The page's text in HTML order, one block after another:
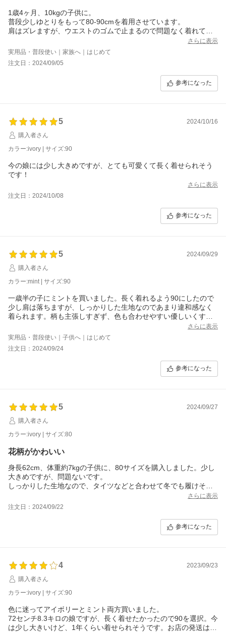
1歳4ヶ月、10kgの子供に。
普段少しゆとりをもって80-90cmを着用させています。
肩はズレますが、ウエストのゴムで止まるので問題なく着れてい
不良箇所がありましたが、丁寧且つ迅速に対応していただけまし
さらに表示
実用品・普段使い｜家族へ｜はじめて
注文日：2024/09/05
参考になった
5
2024/10/16
購入者さん
カラー:ivory | サイズ:90
今の娘には少し大きめですが、とても可愛くて長く着せられそう
です！
さらに表示
注文日：2024/10/08
参考になった
5
2024/09/29
購入者さん
カラー:mint | サイズ:90
一歳半の子にミントを買いました。長く着れるよう90にしたので
少し肩は落ちますが、しっかりした生地なのであまり違和感なく
着られます。柄も主張しすぎず、色も合わせやすい優しいくすん
さらに表示
実用品・普段使い｜子供へ｜はじめて
注文日：2024/09/24
参考になった
5
2024/09/27
購入者さん
カラー:ivory | サイズ:80
花柄がかわいい
身長62cm、体重約7kgの子供に、80サイズを購入しました。少し
大きめですが、問題ないです。
しっかりした生地なので、タイツなどと合わせて冬でも履けそう
かわいい柄なので長い期間着られそうで嬉しいです。
さらに表示
注文日：2024/09/22
参考になった
4
2023/09/23
購入者さん
カラー:ivory | サイズ:90
色に迷ってアイボリーとミント両方買いました。
72センチ8.3キロの娘ですが、長く着せたかったので90を選択。今
は少し大きいけど、1年くらい着せられそうです。お店の発送は早